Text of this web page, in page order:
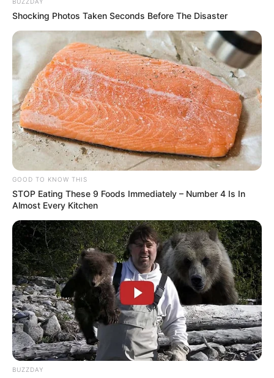
Shocking Photos Taken Seconds Before The Disaster
GOOD TO KNOW THIS
STOP Eating These 9 Foods Immediately – Number 4 Is In
Almost Every Kitchen
BUZZDAY